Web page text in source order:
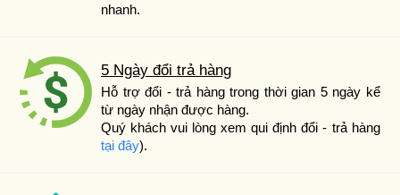
nhanh.
5 Ngày đổi trả hàng
Hỗ trợ đổi - trả hàng trong thời gian 5 ngày kể
từ ngày nhận được hàng.
Quý khách vui lòng xem qui định đổi - trả hàng
tại đây).